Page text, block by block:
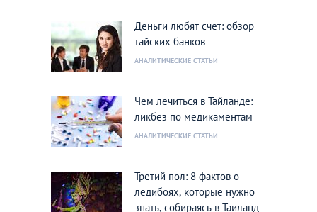
Деньги любят счет: обзор
тайских банков
АНАЛИТИЧЕСКИЕ СТАТЬИ
Чем лечиться в Тайланде:
ликбез по медикаментам
АНАЛИТИЧЕСКИЕ СТАТЬИ
Третий пол: 8 фактов о
ледибоях, которые нужно
знать, собираясь в Таиланд